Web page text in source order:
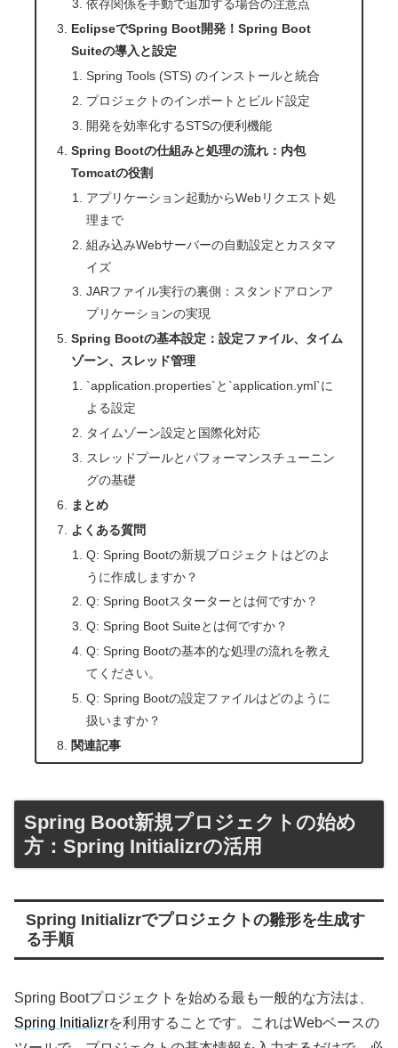
依存関係を手動で追加する場合の注意点
EclipseでSpring Boot開発！Spring Boot
Suiteの導入と設定
Spring Tools (STS) のインストールと統合
プロジェクトのインポートとビルド設定
開発を効率化するSTSの便利機能
Spring Bootの仕組みと処理の流れ：内包
Tomcatの役割
アプリケーション起動からWebリクエスト処
理まで
組み込みWebサーバーの自動設定とカスタマ
イズ
JARファイル実行の裏側：スタンドアロンア
プリケーションの実現
Spring Bootの基本設定：設定ファイル、タイム
ゾーン、スレッド管理
`application.properties`と`application.yml`に
よる設定
タイムゾーン設定と国際化対応
スレッドプールとパフォーマンスチューニン
グの基礎
まとめ
よくある質問
Q: Spring Bootの新規プロジェクトはどのよ
うに作成しますか？
Q: Spring Bootスターターとは何ですか？
Q: Spring Boot Suiteとは何ですか？
Q: Spring Bootの基本的な処理の流れを教え
てください。
Q: Spring Bootの設定ファイルはどのように
扱いますか？
関連記事
Spring Boot新規プロジェクトの始め
方：Spring Initializrの活用
Spring Initializrでプロジェクトの雛形を生成す
る手順
Spring Bootプロジェクトを始める最も一般的な方法は、
Spring Initializrを利用することです。これはWebベースの